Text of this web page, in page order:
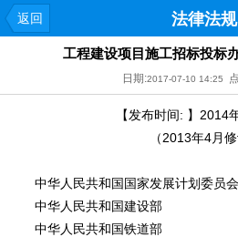
返回 法律法规
工程建设项目施工招标投标
日期:2017-07-10 14:25
【发布时间: 】2014
（2013年4月修
中华人民共和国国家发展计划委员会
中华人民共和国建设部
中华人民共和国铁道部